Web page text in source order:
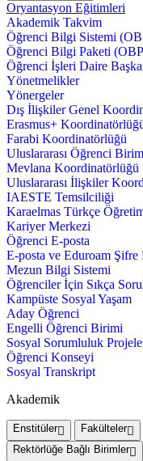
Oryantasyon Eğitimleri
Akademik Takvim
Öğrenci Bilgi Sistemi
Öğrenci Bilgi Paketi
Öğrenci İşleri Daire
Yönetmelikler
Yönergeler
Dış İlişkiler Genel
Erasmus+
Farabi Koordinatörlüğü
Uluslararası Öğrenci
Mevlana Koordinatörlüğü
Uluslararası İlişkiler
IAESTE Temsilciliği
Karaelmas Türkçe
Kariyer Merkezi
Öğrenci E-posta
E-posta ve Eduroam
Mezun Bilgi Sistemi
Öğrenciler İçin Sıkça
Kampüste Sosyal Yaşam
Aday Öğrenci
Engelli Öğrenci Birimi
Sosyal Sorumluluk
Öğrenci Konseyi
Sosyal Transkript
Akademik
Enstitüler Fakülteler
Rektörlüğe Bağlı Birimler